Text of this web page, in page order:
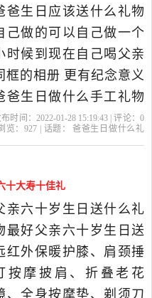
亲按摩。 按摩器对全身
很好的舒缓作用，可以
解疲劳和...爸
爸生日应该送什么礼物
己做的可以自己做一个
时候到现在自己喝父亲
框的相册 更有纪念意义
爸生日做什么手工礼物
较好爸爸的生日自要有
，他的生日陪他吃饭他
高兴了女孩要送什么给
爸当生日礼物？送给长
的礼物一定要实
时间：2022-01-28 15:19:43 | 评论： 0
览： 927 | 话题：
爸爸生日做什么礼
十大寿十佳礼
亲六十岁生日送什么礼
最好父亲六十岁生日送
红外保暖护膝、肩颈捶
按摩披肩、折叠老花
、全身按摩垫、剃须刀